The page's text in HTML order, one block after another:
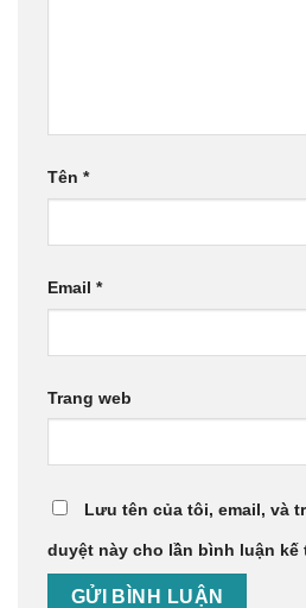
Tên *
Email *
Trang web
Lưu tên của tôi, email, và
duyệt này cho lần bình luận kế